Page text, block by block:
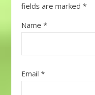
fields are marked *
Name *
Email *